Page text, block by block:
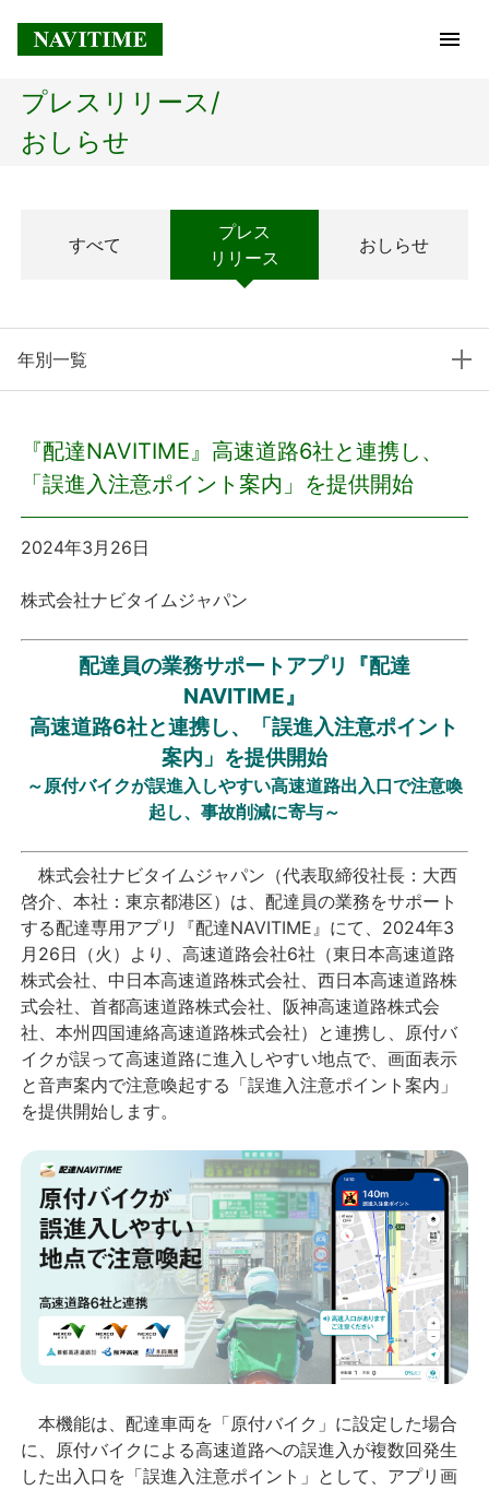
トップページ
経営理念
プレスリリース
プレスリリース
おしらせ
サービス
個人向けサービス
法人向けサービス
採用情報
English
プレスリリース/
おしらせ
すべて
プレス
リリース
おしらせ
年別一覧
『配達NAVITIME』高速道路6社と連携し、
「誤進入注意ポイント案内」を提供開始
2024年3月26日
株式会社ナビタイムジャパン
配達員の業務サポートアプリ『配達
NAVITIME』
高速道路6社と連携し、「誤進入注意ポイント
案内」を提供開始
～原付バイクが誤進入しやすい高速道路出入口で注意喚
起し、事故削減に寄与～
株式会社ナビタイムジャパン（代表取締役社長：大西
啓介、本社：東京都港区）は、配達員の業務をサポート
する配達専用アプリ『配達NAVITIME』にて、2024年3
月26日（火）より、高速道路会社6社（東日本高速道路
株式会社、中日本高速道路株式会社、西日本高速道路株
式会社、首都高速道路株式会社、阪神高速道路株式会
社、本州四国連絡高速道路株式会社）と連携し、原付バ
イクが誤って高速道路に進入しやすい地点で、画面表示
と音声案内で注意喚起する「誤進入注意ポイント案内」
を提供開始します。
本機能は、配達車両を「原付バイク」に設定した場合
に、原付バイクによる高速道路への誤進入が複数回発生
した出入口を「誤進入注意ポイント」として、アプリ画